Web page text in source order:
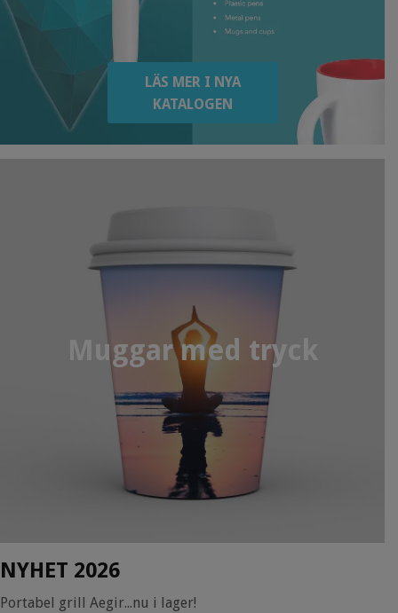
LÄS MER I NYA
KATALOGEN
Muggar med tryck
NYHET 2026
Portabel grill Aegir...nu i lager!